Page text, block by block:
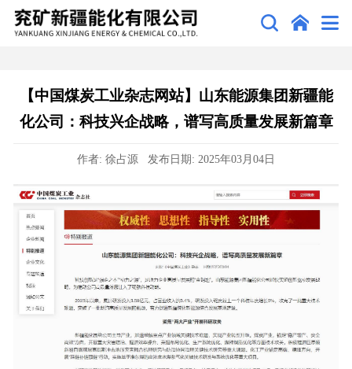
【中国煤炭工业杂志网站】山东能源集团新疆能
化公司：科技兴企战略，谱写高质量发展新篇章
作者: 徐占源 发布日期: 2025年03月04日